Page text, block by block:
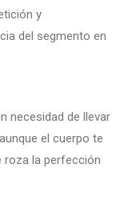
y
del segmento en
necesidad de llevar
el cuerpo te
roza la perfección